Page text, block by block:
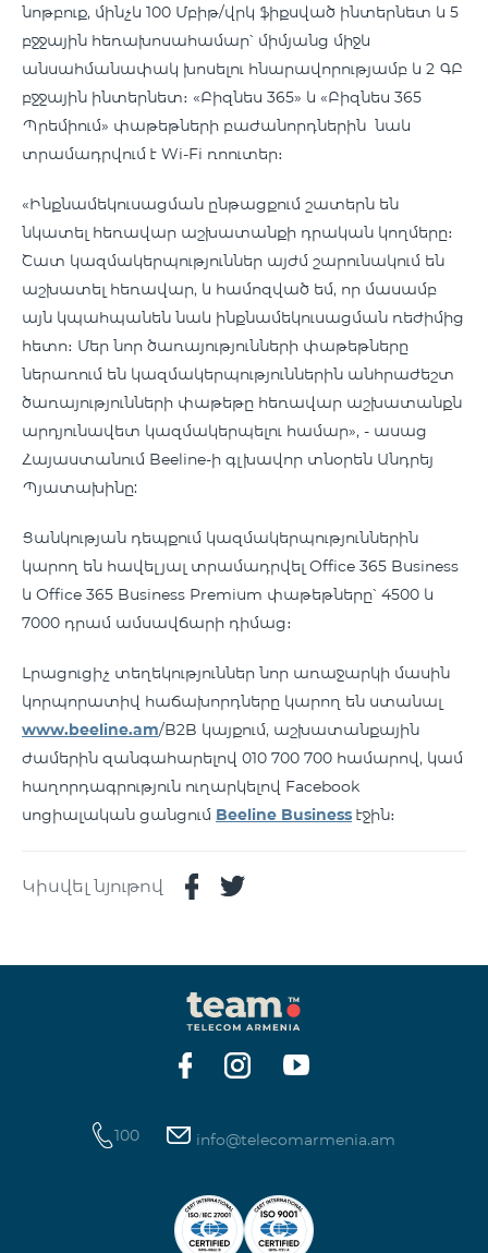
նոթբուք, մինչև 100 Մբիթ/վրկ ֆիքսված ինտերնետ և 5
բջջային հեռախոսահամար՝ միմյանց միջև
անսահմանափակ խոսելու հնարավորությամբ և 2 ԳԲ
բջջային ինտերնետ։ «Բիզնես 365» և «Բիզնես 365
Պրեմիում» փաթեթների բաժանորդներին նաև
տրամադրվում է Wi-Fi ռոուտեր։
«Ինքնամեկուսացման ընթացքում շատերն են
նկատել հեռավար աշխատանքի դրական կողմերը։
Շատ կազմակերպություններ այժմ շարունակում են
աշխատել հեռավար, և համոզված եմ, որ մասամբ
այն կպահպանեն նաև ինքնամեկուսացման ռեժիմից
հետո։ Մեր նոր ծառայությունների փաթեթները
ներառում են կազմակերպություններին անհրաժեշտ
ծառայությունների փաթեթը հեռավար աշխատանքն
արդյունավետ կազմակերպելու համար», - ասաց
Հայաստանում Beeline-ի գլխավոր տնօրեն Անդրեյ
Պյատախինը:
Ցանկության դեպքում կազմակերպություններին
կարող են հավելյալ տրամադրվել Office 365 Business
և Office 365 Business Premium փաթեթները՝ 4500 և
7000 դրամ ամսավճարի դիմաց։
Լրացուցիչ տեղեկություններ նոր առաջարկի մասին
կորպորատիվ հաճախորդները կարող են ստանալ
www.beeline.am/B2B կայքում, աշխատանքային
ժամերին զանգահարելով 010 700 700 համարով, կամ
հաղորդագրություն ուղարկելով Facebook
սոցիալական ցանցում Beeline Business էջին։
Կիսվել նյութով
100 info@telecomarmenia.am